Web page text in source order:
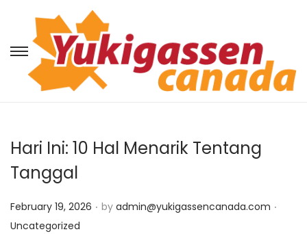
S
o
v
S
o
n
Hari Ini: 10 Hal Menarik Tentang
Tanggal
P
o
February 19, 2026 . by admin@yukigassencanada.com .
Uncategorized